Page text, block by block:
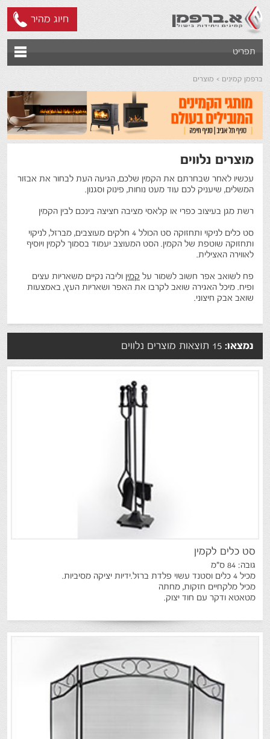
חיוג מהיר
תפריט
ברפמן קמינים מוצרים
מוצרים נלווים
עכשיו לאחר שבחרתם את הקמין שלכם, הגיעה העת לבחור את אבזור
המשלים, שיעניק לכם עוד מעט נוחות, פינוק וסגנון.
רשת מגן בעיצוב כפרי או קלאסי מציבה חציצה בינכם לבין הקמין
סט כלים לניקוי ותחזוקה סט הכולל 4 חלקים מעוצבים, מברזל, לניקוי
ותחזוקה שוטפת של הקמין. הסט המעוצב יעמוד בסמוך לקמין ויוסיף
לאווירה האצילית.
פח לשואב אפר חשוב לשמור על קמין וליבה נקיים משאריות עצים
ופיח. מיכל האגירה שואב לקרבו את האפר ושאריות העץ, באמצעות
שואב אבק חיצוני.
נמצאו:
סט כלים לקמין
גובה: 84 ס"מ
מכיל 4 כלים וסטנד עשוי פלדת ברזל.ידיות יציקה מסיביות.
מכיל מלקחיים חזקות, מחתה
מטאטא ודקר עם חוד יצוק.